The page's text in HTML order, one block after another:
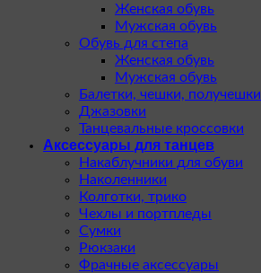
Женская обувь
Мужская обувь
Обувь для степа
Женская обувь
Мужская обувь
Балетки, чешки, получешки
Джазовки
Танцевальные кроссовки
Аксессуары для танцев
Накаблучники для обуви
Наколенники
Колготки, трико
Чехлы и портпледы
Сумки
Рюкзаки
Фрачные аксессуары